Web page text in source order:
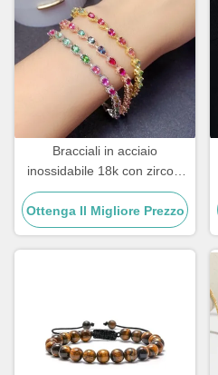
Bracciali in acciaio
inossidabile 18k con zirconi
di rame placcati oro e
diamanti da donna
Ottenga Il Migliore Prezzo